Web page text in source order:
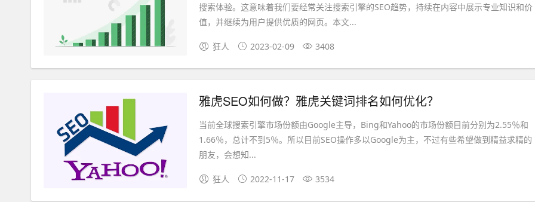
搜索体验。这意味着我们要经常关注搜索引擎的SEO趋势，持续在内容中展示专业知识和价
值，并继续为用户提供优质的网页。本文...
狂人 2023-02-09 3408
雅虎SEO如何做？雅虎关键词排名如何优化？
当前全球搜索引擎市场份额由Google主导，Bing和Yahoo的市场份额目前分别为2.55％和
1.66％，总计不到5％。所以目前SEO操作多以Google为主，不过有些希望做到精益求精的
朋友，会想知...
狂人 2022-11-17 3534